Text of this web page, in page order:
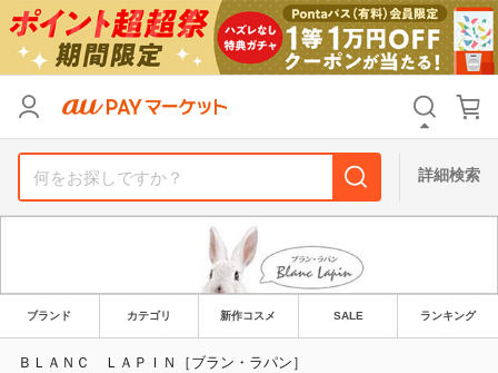
詳細検索
ブランド カテゴリ 新作コスメ SALE ランキング
ＢＬＡＮＣ ＬＡＰＩＮ［ブラン・ラパン］
支払い方法
送料無料 タイムセール
Pontaパス特典対象すべて ポイントUPセレクトのみ